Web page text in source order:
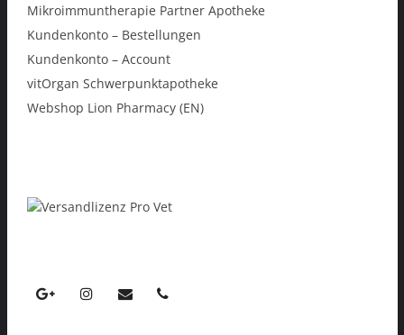
Mikroimmuntherapie Partner Apotheke
Kundenkonto – Bestellungen
Kundenkonto – Account
vitOrgan Schwerpunktapotheke
Webshop Lion Pharmacy (EN)